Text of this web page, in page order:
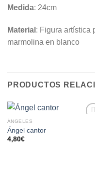
Medida: 24cm
Material : Figura artística
marmolina en blanco
PRODUCTOS
ÁNGELES
Ángel cantor
4,80€